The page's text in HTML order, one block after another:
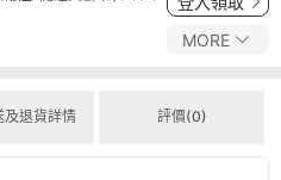
MORE
及退貨詳情 評價(0)